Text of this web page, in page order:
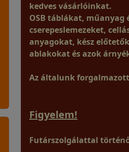
kedves vásárlóinkat.
OSB táblákat, műanyag
cserepeslemezeket,
anyagokat, kész
ablakokat és azok
Az általunk
Figyelem!
Futárszolgálattal